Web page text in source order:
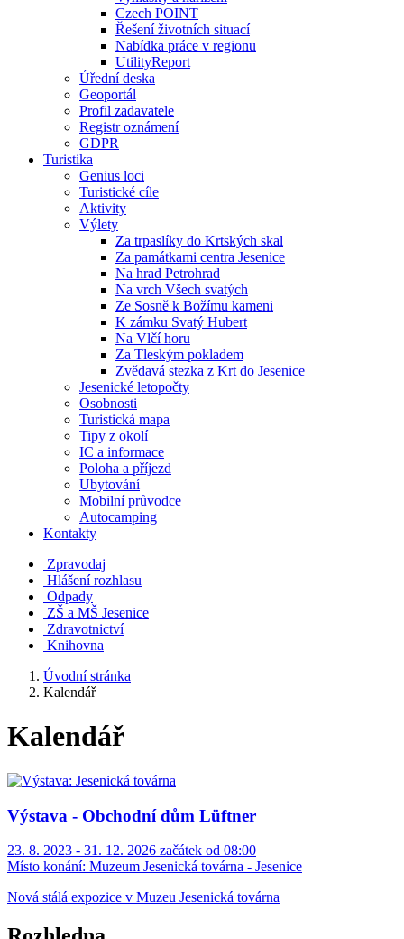
Czech POINT
Řešení životních situací
Nabídka práce v regionu
UtilityReport
Úřední deska
Geoportál
Profil zadavatele
Registr oznámení
GDPR
Turistika
Genius loci
Turistické cíle
Aktivity
Výlety
Za trpaslíky do Krtských skal
Za památkami centra Jesenice
Na hrad Petrohrad
Na vrch Všech svatých
Ze Sosně k Božímu kameni
K zámku Svatý Hubert
Na Vlčí horu
Za Tleským pokladem
Zvědavá stezka z Krt do Jesenice
Jesenické letopočty
Osobnosti
Turistická mapa
Tipy z okolí
IC a informace
Poloha a příjezd
Ubytování
Mobilní průvodce
Autocamping
Kontakty
Zpravodaj
Hlášení rozhlasu
Odpady
ZŠ a MŠ Jesenice
Zdravotnictví
Knihovna
Úvodní stránka
Kalendář
Kalendář
Výstava - Obchodní dům Lüftner
23. 8. 2023 - 31. 12. 2026 začátek od 08:00
Místo konání: Muzeum Jesenická továrna - Jesenice
Nová stálá expozice v Muzeu Jesenická továrna